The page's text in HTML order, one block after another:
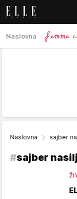
Naslovna
Naslovna sajber
#sajber